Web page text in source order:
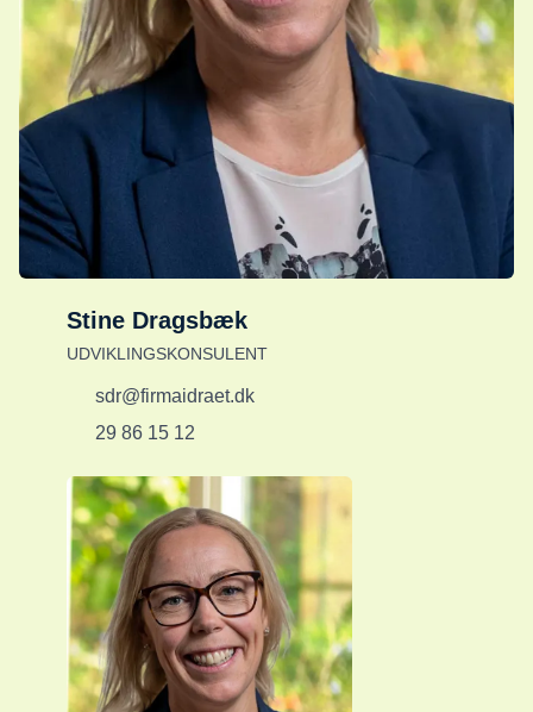
Stine Dragsbæk
UDVIKLINGSKONSULENT
sdr@firmaidraet.dk
29 86 15 12